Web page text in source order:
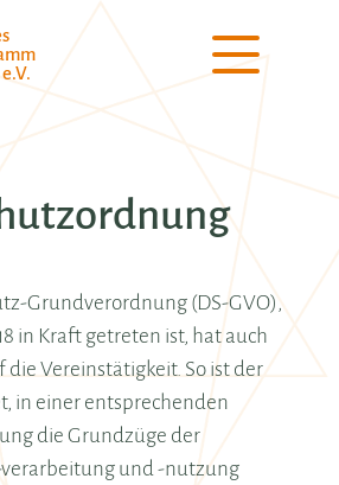
Grundverordnung (DS-GVO),
in Kraft getreten ist, hat auch
Vereinstätigkeit. So ist der
in einer entsprechenden
die Grundzüge der
und -nutzung